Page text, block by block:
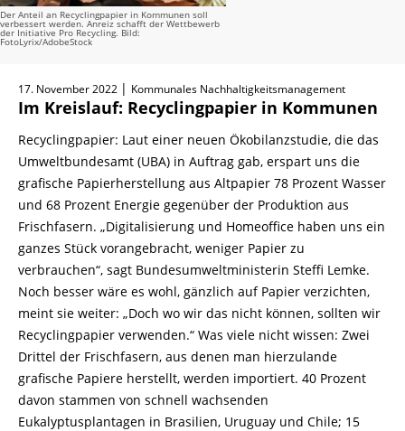
Der Anteil an Recyclingpapier in Kommunen soll
verbessert werden. Anreiz schafft der Wettbewerb
der Initiative Pro Recycling. Bild:
FotoLyrix/AdobeStock
17. November 2022 | Kommunales Nachhaltigkeitsmanagement
Im Kreislauf: Recyclingpapier in Kommunen
Recyclingpapier: Laut einer neuen Ökobilanzstudie, die das
Umweltbundesamt (UBA) in Auftrag gab, erspart uns die
grafische Papierherstellung aus Altpapier 78 Prozent Wasser
und 68 Prozent Energie gegenüber der Produktion aus
Frischfasern. „Digitalisierung und Homeoffice haben uns ein
ganzes Stück vorangebracht, weniger Papier zu
verbrauchen“, sagt Bundesumweltministerin Steffi Lemke.
Noch besser wäre es wohl, gänzlich auf Papier verzichten,
meint sie weiter: „Doch wo wir das nicht können, sollten wir
Recyclingpapier verwenden.“ Was viele nicht wissen: Zwei
Drittel der Frischfasern, aus denen man hierzulande
grafische Papiere herstellt, werden importiert. 40 Prozent
davon stammen von schnell wachsenden
Eukalyptusplantagen in Brasilien, Uruguay und Chile; 15